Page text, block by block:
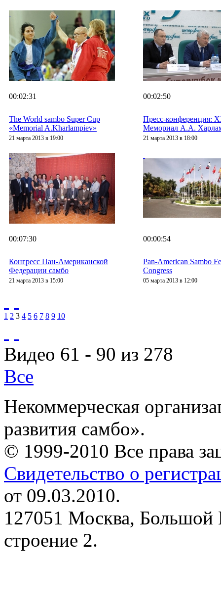
00:02:31
The World sambo Super Cup
«Memorial A.Kharlampiev»
21 марта 2013 в 19:00
00:02:50
Пресс-конференция:
Мемориал А.А.
21 марта 2013 в 18:00
00:07:30
Конгресс Пан-Американской
Федерации самбо
21 марта 2013 в 15:00
00:00:54
Pan-American Sambo
Congress
05 марта 2013 в 12:00
1 2 3 4 5 6 7 8 9 10
Видео 61 - 90 из 278
Все
Некоммерческая
развития самбо».
© 1999-2010 Все права
Свидетельство о
от 09.03.2010.
127051 Москва, Большой
строение 2.